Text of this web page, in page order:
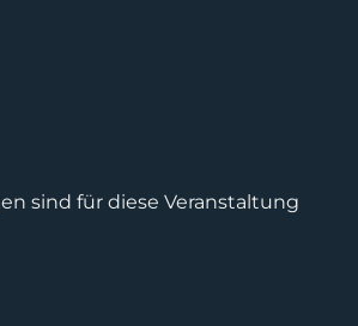
sind für diese Veranstaltung